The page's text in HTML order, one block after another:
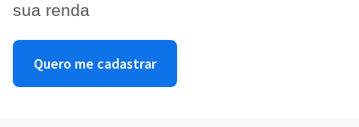
sua renda
Quero me cadastrar